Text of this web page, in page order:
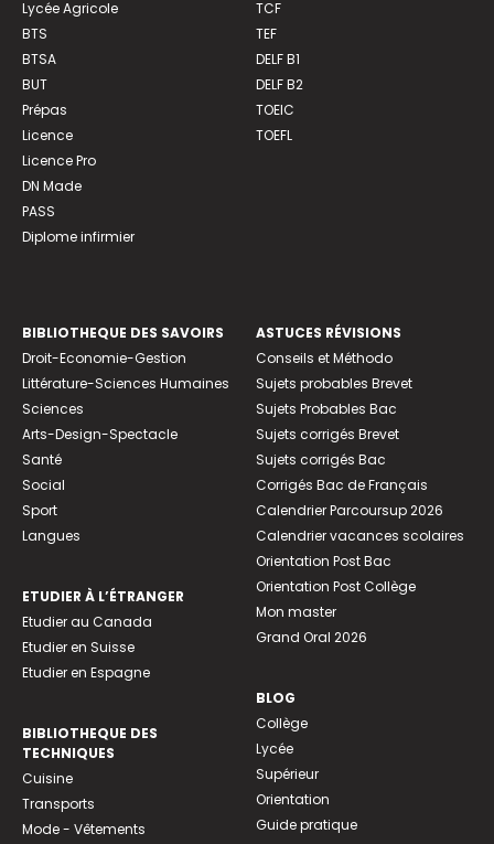
Lycée Agricole
BTS
BTSA
BUT
Prépas
Licence
Licence Pro
DN Made
PASS
Diplome infirmier
TCF
TEF
DELF B1
DELF B2
TOEIC
TOEFL
BIBLIOTHEQUE DES SAVOIRS
Droit-Economie-Gestion
Littérature-Sciences Humaines
Sciences
Arts-Design-Spectacle
Santé
Social
Sport
Langues
ETUDIER À L’ÉTRANGER
Etudier au Canada
Etudier en Suisse
Etudier en Espagne
BIBLIOTHEQUE DES
TECHNIQUES
Cuisine
Transports
Mode - Vêtements
ASTUCES RÉVISIONS
Conseils et Méthodo
Sujets probables Brevet
Sujets Probables Bac
Sujets corrigés Brevet
Sujets corrigés Bac
Corrigés Bac de Français
Calendrier Parcoursup 2026
Calendrier vacances scolaires
Orientation Post Bac
Orientation Post Collège
Mon master
Grand Oral 2026
BLOG
Collège
Lycée
Supérieur
Orientation
Guide pratique